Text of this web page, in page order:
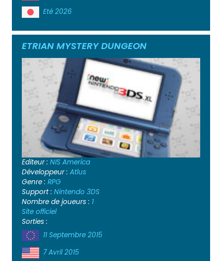
Eté 2026
ETRIAN MYSTERY DUNGEON
Editeur : NIS America
Développeur : Atlus
Genre : RPG
Support : Nintendo 3DS
Nombre de joueurs : 1
Site officiel
Sorties :
11 Septembre 2015
7 Avril 2015